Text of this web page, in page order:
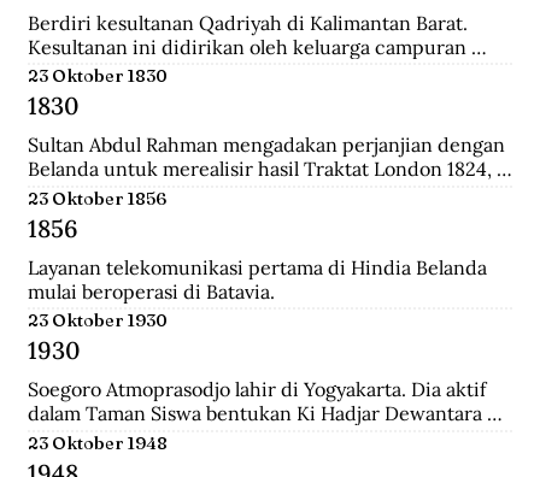
Berdiri kesultanan Qadriyah di Kalimantan Barat.
Kesultanan ini didirikan oleh keluarga campuran
antara Arab, Melayu, Bugis dan Dayak. Kehidupan
pemerintahan kesultanan ini hanya berlangsung
relatif singkat, 179 tahun, dan hanya diperintah oleh 8
generasi sultan dan dinasti Al-Qadrie, sejak
kelahirannya 1771 sampai dengan Proklamasi
Kemerdekaan RI 1945. Pendiri kesultanan ini adalah
Syarif Abdurrahman Al-Qadrie, putera Sayyed
Hussein Al-Qadrie, atau Habib Hussein Al-Qadrie.
23 Oktober 1830
1830
Sultan Abdul Rahman mengadakan perjanjian dengan
Belanda untuk merealisir hasil Traktat London 1824,
isinya merupakan pengakuan Sultan bahwa
pemegang kekuasaan tertinggi adalah Pemerintahan
Hindia Belanda.
23 Oktober 1856
1856
Layanan telekomunikasi pertama di Hindia Belanda
mulai beroperasi di Batavia.
23 Oktober 1930
1930
Soegoro Atmoprasodjo lahir di Yogyakarta. Dia aktif
dalam Taman Siswa bentukan Ki Hadjar Dewantara
dan aktivis Partai Indonesia (Partindo). Pada 1935, dia
dibuang ke Digul, Tanah Merah, Papua, dengan
23 Oktober 1948